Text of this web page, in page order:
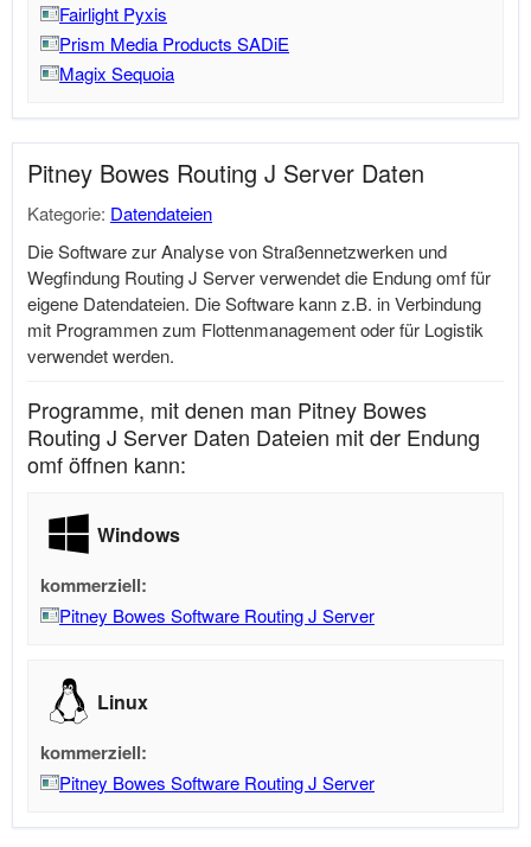
Fairlight Pyxis
Prism Media Products SADiE
Magix Sequoia
Pitney Bowes Routing J Server Daten
Kategorie: Datendateien
Die Software zur Analyse von Straßennetzwerken und
Wegfindung Routing J Server verwendet die Endung omf für
eigene Datendateien. Die Software kann z.B. in Verbindung
mit Programmen zum Flottenmanagement oder für Logistik
verwendet werden.
Programme, mit denen man Pitney Bowes
Routing J Server Daten Dateien mit der Endung
omf öffnen kann:
Windows
kommerziell:
Pitney Bowes Software Routing J Server
Linux
kommerziell:
Pitney Bowes Software Routing J Server